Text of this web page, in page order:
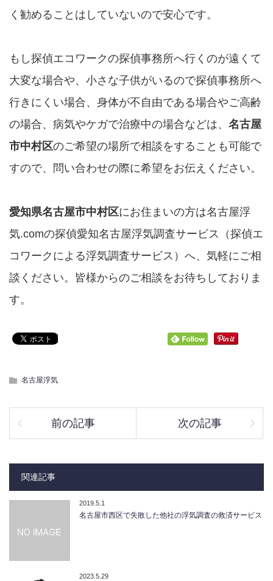
く勧めることはしていないので安心です。
もし探偵エコワークの探偵事務所へ行くのが遠くて
大変な場合や、小さな子供がいるので探偵事務所へ
行きにくい場合、身体が不自由である場合やご高齢
の場合、病気やケガで治療中の場合などは、 名古屋
市中村区のご希望の場所で相談をすることも可能で
すので、問い合わせの際に希望をお伝えください。
愛知県名古屋市中村区にお住まいの方は名古屋浮
気.comの探偵愛知名古屋浮気調査サービス（探偵エ
コワークによる浮気調査サービス）へ、気軽にご相
談ください。皆様からのご相談をお待ちしておりま
す。
名古屋浮気
前の記事 次の記事
関連記事
2019.5.1
名古屋市西区で失敗した他社の浮気調査の救済サービス
2023.5.29